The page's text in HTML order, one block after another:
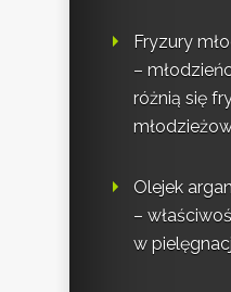
Fryzury
–
różnią się
Olejek
–
w